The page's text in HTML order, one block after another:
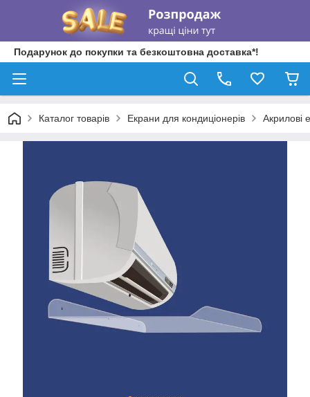
Подарунок до покупки та безкоштовна доставка*!
Каталог товарів Екрани для кондиціонерів Акрилові